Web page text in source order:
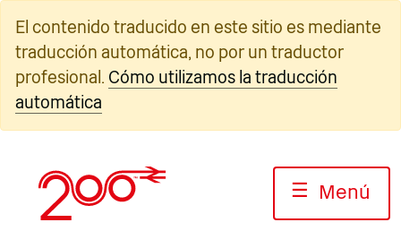
contenido
El contenido traducido en este sitio es mediante
traducción automática, no por un traductor
profesional. Cómo utilizamos la traducción
automática
☰ Menú